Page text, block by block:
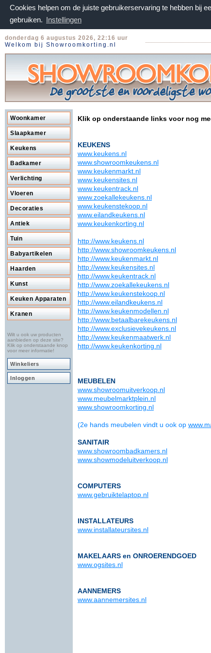
Cookies helpen om de juiste gebruikerservaring te hebben bij
gebruiken. Instellingen
donderdag 6 augustus 2026, 22:16 uur
Welkom bij Showroomkorting.nl
Woonkamer
Slaapkamer
Keukens
Badkamer
Verlichting
Vloeren
Decoraties
Antiek
Tuin
Babyartikelen
Haarden
Kunst
Keuken Apparaten
Kranen
Wilt u ook uw producten
aanbieden op deze site?
Klik op onderstaande knop
voor meer informatie!
Winkeliers
Inloggen
Klik op onderstaande links voor nog
KEUKENS
www.keukens.nl
www.showroomkeukens.nl
www.keukenmarkt.nl
www.keukensites.nl
www.keukentrack.nl
www.zoekallekeukens.nl
www.keukenstekoop.nl
www.eilandkeukens.nl
www.keukenkorting.nl
http://www.keukens.nl
http://www.showroomkeukens.nl
http://www.keukenmarkt.nl
http://www.keukensites.nl
http://www.keukentrack.nl
http://www.zoekallekeukens.nl
http://www.keukenstekoop.nl
http://www.eilandkeukens.nl
http://www.keukenmodellen.nl
http://www.betaalbarekeukens.nl
http://www.exclusievekeukens.nl
http://www.keukenmaatwerk.nl
http://www.keukenkorting.nl
MEUBELEN
www.showroomuitverkoop.nl
www.meubelmarktplein.nl
www.showroomkorting.nl
(2e hands meubelen vindt u ook op
SANITAIR
www.showroombadkamers.nl
www.showmodeluitverkoop.nl
COMPUTERS
www.gebruiktelaptop.nl
INSTALLATEURS
www.installateursites.nl
MAKELAARS en ONROERENDGOED
www.ogsites.nl
AANNEMERS
www.aannemersites.nl